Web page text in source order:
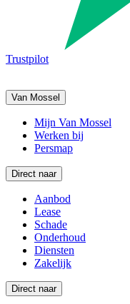
Trustpilot
Van Mossel
Mijn Van Mossel
Werken bij
Persmap
Direct naar
Aanbod
Lease
Schade
Onderhoud
Diensten
Zakelijk
Direct naar